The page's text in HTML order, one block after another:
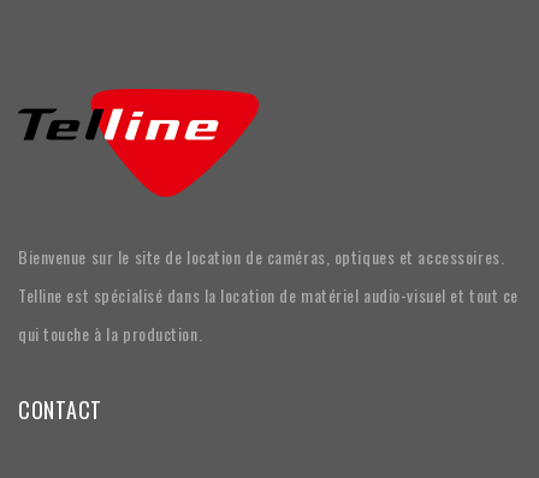
Bienvenue sur le site de location de caméras, optiques et accessoires.
Telline est spécialisé dans la location de matériel audio-visuel et tout ce
qui touche à la production.
CONTACT